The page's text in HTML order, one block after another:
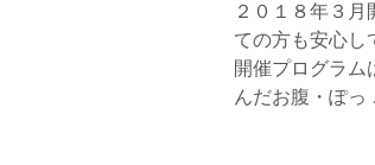
２０１８年３
ての方も安心し
開催プログラム
んだお腹・ぽ